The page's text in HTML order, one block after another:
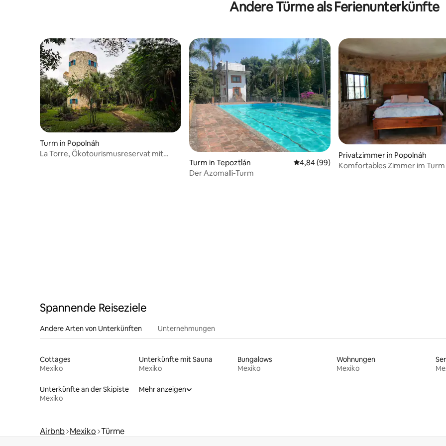
Andere Türme als Ferienunterkünfte
Turm in Popolnáh
La Torre, Ökotourismusreservat mit
Turm in Tepoztlán Durchschnittliche Bewertung: 4,84 von 5,
4,84 (99)
Der Azomalli-Turm
Privatzimmer in Popolnáh
Komfortables Zimmer im
Spannende Reiseziele
Andere Arten von Unterkünften Unternehmungen
Cottages
Mexiko
Unterkünfte mit Sauna
Mexiko
Bungalows
Mexiko
Wohnungen
Mexiko
Unterkünfte an der Skipiste
Mexiko
Mehr anzeigen
Airbnb Mexiko Türme